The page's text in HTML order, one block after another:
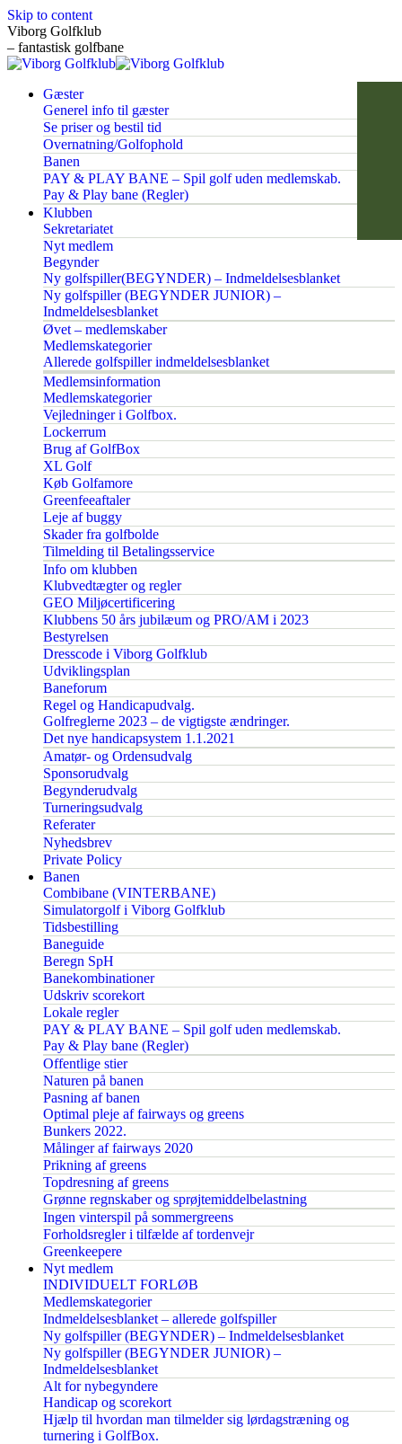
Skip to content
Viborg Golfklub
– fantastisk golfbane
Gæster
Generel info til gæster
Se priser og bestil tid
Overnatning/Golfophold
Banen
PAY & PLAY BANE – Spil golf uden medlemskab.
Pay & Play bane (Regler)
Klubben
Sekretariatet
Nyt medlem
Begynder
Ny golfspiller(BEGYNDER) – Indmeldelsesblanket
Ny golfspiller (BEGYNDER JUNIOR) –
Indmeldelsesblanket
Øvet – medlemskaber
Medlemskategorier
Allerede golfspiller indmeldelsesblanket
Medlemsinformation
Medlemskategorier
Vejledninger i Golfbox.
Lockerrum
Brug af GolfBox
XL Golf
Køb Golfamore
Greenfeeaftaler
Leje af buggy
Skader fra golfbolde
Tilmelding til Betalingsservice
Info om klubben
Klubvedtægter og regler
GEO Miljøcertificering
Klubbens 50 års jubilæum og PRO/AM i 2023
Bestyrelsen
Dresscode i Viborg Golfklub
Udviklingsplan
Baneforum
Regel og Handicapudvalg.
Golfreglerne 2023 – de vigtigste ændringer.
Det nye handicapsystem 1.1.2021
Amatør- og Ordensudvalg
Sponsorudvalg
Begynderudvalg
Turneringsudvalg
Referater
Nyhedsbrev
Private Policy
Banen
Combibane (VINTERBANE)
Simulatorgolf i Viborg Golfklub
Tidsbestilling
Baneguide
Beregn SpH
Banekombinationer
Udskriv scorekort
Lokale regler
PAY & PLAY BANE – Spil golf uden medlemskab.
Pay & Play bane (Regler)
Offentlige stier
Naturen på banen
Pasning af banen
Optimal pleje af fairways og greens
Bunkers 2022.
Målinger af fairways 2020
Prikning af greens
Topdresning af greens
Grønne regnskaber og sprøjtemiddelbelastning
Ingen vinterspil på sommergreens
Forholdsregler i tilfælde af tordenvejr
Greenkeepere
Nyt medlem
INDIVIDUELT FORLØB
Medlemskategorier
Indmeldelsesblanket – allerede golfspiller
Ny golfspiller (BEGYNDER) – Indmeldelsesblanket
Ny golfspiller (BEGYNDER JUNIOR) –
Indmeldelsesblanket
Alt for nybegyndere
Handicap og scorekort
Hjælp til hvordan man tilmelder sig lørdagstræning og
turnering i GolfBox.